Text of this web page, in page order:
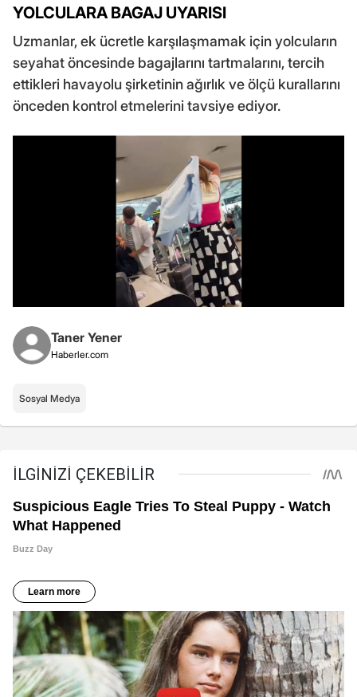
YOLCULARA BAGAJ UYARISI
Uzmanlar, ek ücretle karşılaşmamak için yolcuların
seyahat öncesinde bagajlarını tartmalarını, tercih
ettikleri havayolu şirketinin ağırlık ve ölçü kurallarını
önceden kontrol etmelerini tavsiye ediyor.
Taner Yener
Haberler.com
Sosyal Medya